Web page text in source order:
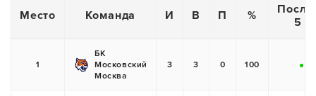
Место Команда И В П %
5
1
БК
Московский
Москва
3 3 0 100
+